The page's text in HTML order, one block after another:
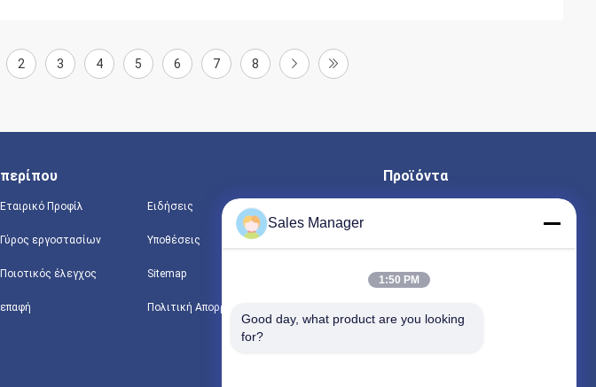
2 3 4 5 6 7 8
περίπου
Εταιρικό Προφίλ
Γύρος εργοστασίων
Ποιοτικός έλεγχος
επαφή
Ειδήσεις
Υποθέσεις
Sitemap
Πολιτική Απορρήτου
Προϊόντα
Ηλεκτρικό σφυρί δονητή
Sales Manager
1:50 PM
Good day, what product are you looking
for?